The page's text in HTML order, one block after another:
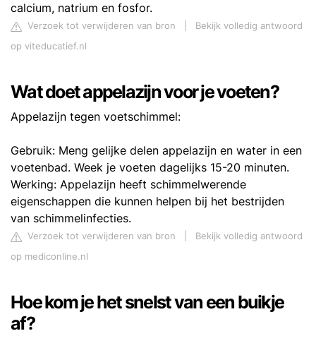
calcium, natrium en fosfor.
Verzoek tot verwijderen van bron
Bekijk volledig antwoord
op viteducatief.nl
Wat doet appelazijn voor je voeten?
Appelazijn tegen voetschimmel:
Gebruik: Meng gelijke delen appelazijn en water in een
voetenbad. Week je voeten dagelijks 15-20 minuten.
Werking: Appelazijn heeft schimmelwerende
eigenschappen die kunnen helpen bij het bestrijden
van schimmelinfecties.
Verzoek tot verwijderen van bron
Bekijk volledig antwoord
op mediconline.nl
Hoe kom je het snelst van een buikje
af?